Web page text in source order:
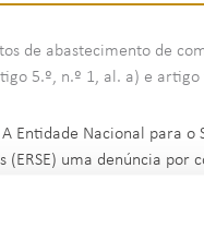
de abastecimento de
5.º, n.º 1, al. a) e
Entidade Nacional para o
(ERSE) uma denúncia
pela visada, por não ter
existente no